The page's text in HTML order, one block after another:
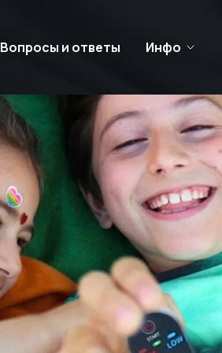
Вопросы и ответы Инфо